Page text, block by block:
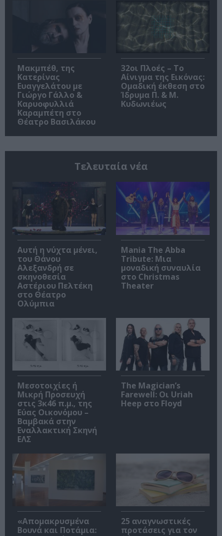
Μακμπέθ, της
Κατερίνας
Ευαγγελάτου με
Γιώργο Γάλλο &
Καρυοφυλλιά
Καραμπέτη στο
Θέατρο Βασιλάκου
32οι Πλοές – Το
Αίνιγμα της Εικόνας:
Ομαδική έκθεση στο
Ίδρυμα Π. & Μ.
Κυδωνιέως
Τελευταία νέα
Αυτή η νύχτα μένει,
του Θάνου
Αλεξανδρή σε
σκηνοθεσία
Αστέριου Πελτέκη
στο Θέατρο
Ολύμπια
Mania The Abba
Tribute: Μια
μοναδική συναυλία
στο Christmas
Theater
Μεσοτοιχίες ή
Μικρή Προσευχή
στις 3κ46 π.μ., της
Εύας Οικονόμου –
Βαμβακά στην
Εναλλακτική Σκηνή
ΕΛΣ
The Magician’s
Farewell: Οι Uriah
Heep στο Floyd
«Απομακρυσμένα
Βουνά και Ποτάμια:
25 αναγνωστικές
προτάσεις για τον